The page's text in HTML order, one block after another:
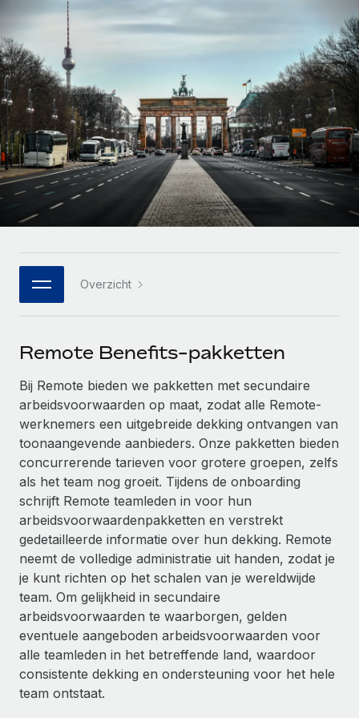
Zzp'ers internationaal onboarden en beheren
PEO
Ingewikkelde HR-taken eenvoudig uitbesteden
INFRASTRUCTUUR
Remote Embedded
HR naadloos in workflows integreren
Platform
Ingebouwde essentiële HR-functies voor je team
Integraties
Vraag een expert
Krijg hulp van global HR- en juridische experts
Achtergrondonderzoek
Vereenvoudig het screeningsproces van
kandidaten
Compliance Watchtower
Blijf compliance-risico's voor
Apparaatbeheer
Lever en track wereldwijd IT-middelen
Entiteiten oprichten
Stel snel compliant entiteiten op
Mobiliteit en overplaatsing
GROEIFASE
Start-ups
Flexibele global HR en payroll solutions voor groeiende
bedrijven
Mid-market
Teams uitbreiden met HR solutions op maat
Enterprise
Global HR voor grote bedrijven
WERK MET ONS SAMEN
Strategische technologiepartners
Een partner worden
Ontdek hoe je met ons kunt samenwerken
Binnenkort beschikbaar
Integraties en advies over AI-automatiseringen
CASESTUDY'S
Hoe AI-pionier Weaviate zijn team met 120%
liet groeien met Remote
Weaviate in één oogopslag Weaviate bouwt open source,
AI-first infrastructuur. De missie van het...
Meer informatie
De strategische samenwerking tussen
Reverse Tech en Remote voor zzp- en payroll-
Betalingscalculator voor zzp'ers
Ontdek valuta-opties en betaalsnelheden voor
internationale zzp'ers
LEREN MET REMOTE
Onderzoek en gidsen
Casestudy's
HR-woordenlijst
Checklists en templates
Webinars
Newsroom
Inzicht in salaris en talent
Inzichtencentrum
Support
Alle bronnen bekijken
BLOG
EOR en PEO
Contractor Management
Belastingen
Naar de blog
Nederlands
Français
Deutsch
Español
Italiano
Português (Portugal)
日本語
한국어
Inloggen
Overzicht
Remote Benefits-pakketten
Bij Remote bieden we pakketten met secundaire
arbeidsvoorwaarden op maat, zodat alle Remote-
werknemers een uitgebreide dekking ontvangen van
toonaangevende aanbieders. Onze pakketten bieden
concurrerende tarieven voor grotere groepen, zelfs
als het team nog groeit. Tijdens de onboarding
schrijft Remote teamleden in voor hun
arbeidsvoorwaardenpakketten en verstrekt
gedetailleerde informatie over hun dekking. Remote
neemt de volledige administratie uit handen, zodat je
je kunt richten op het schalen van je wereldwijde
team. Om gelijkheid in secundaire
arbeidsvoorwaarden te waarborgen, gelden
eventuele aangeboden arbeidsvoorwaarden voor
alle teamleden in het betreffende land, waardoor
consistente dekking en ondersteuning voor het hele
team ontstaat.